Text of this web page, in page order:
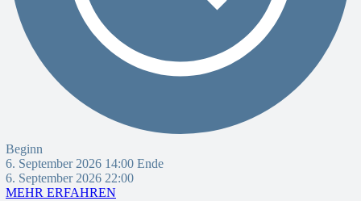
Beginn
6. September 2026 14:00 Ende
6. September 2026 22:00
MEHR ERFAHREN